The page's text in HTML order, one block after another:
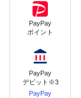
PayPay
ポイント
PayPay
デビット※3
PayPay